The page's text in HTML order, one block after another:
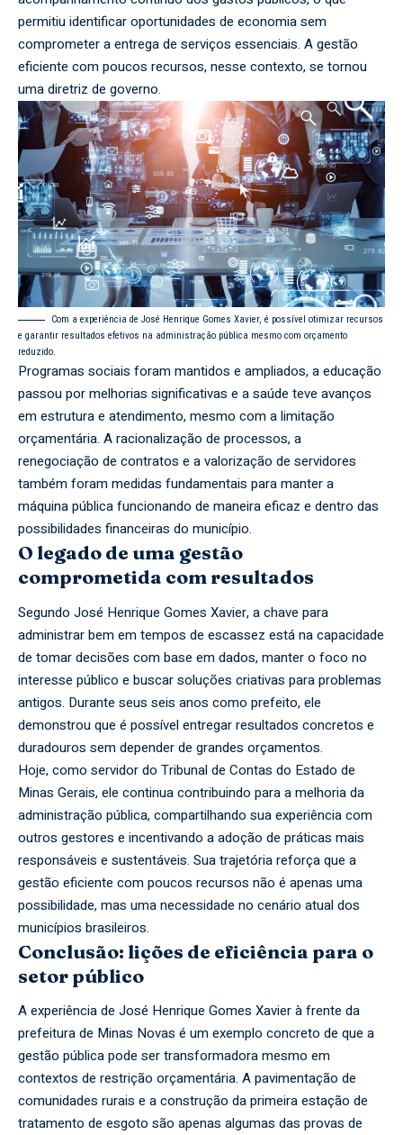
permitiu identificar oportunidades de economia sem
comprometer a entrega de serviços essenciais. A gestão
eficiente com poucos recursos, nesse contexto, se tornou
uma diretriz de governo.
Com a experiência de José Henrique Gomes Xavier, é possível otimizar recursos
e garantir resultados efetivos na administração pública mesmo com orçamento
reduzido.
Programas sociais foram mantidos e ampliados, a educação
passou por melhorias significativas e a saúde teve avanços
em estrutura e atendimento, mesmo com a limitação
orçamentária. A racionalização de processos, a
renegociação de contratos e a valorização de servidores
também foram medidas fundamentais para manter a
máquina pública funcionando de maneira eficaz e dentro das
possibilidades financeiras do município.
O legado de uma gestão
comprometida com resultados
Segundo José Henrique Gomes Xavier, a chave para
administrar bem em tempos de escassez está na capacidade
de tomar decisões com base em dados, manter o foco no
interesse público e buscar soluções criativas para problemas
antigos. Durante seus seis anos como prefeito, ele
demonstrou que é possível entregar resultados concretos e
duradouros sem depender de grandes orçamentos.
Hoje, como servidor do Tribunal de Contas do Estado de
Minas Gerais, ele continua contribuindo para a melhoria da
administração pública, compartilhando sua experiência com
outros gestores e incentivando a adoção de práticas mais
responsáveis e sustentáveis. Sua trajetória reforça que a
gestão eficiente com poucos recursos não é apenas uma
possibilidade, mas uma necessidade no cenário atual dos
municípios brasileiros.
Conclusão: lições de eficiência para o
setor público
A experiência de José Henrique Gomes Xavier à frente da
prefeitura de Minas Novas é um exemplo concreto de que a
gestão pública pode ser transformadora mesmo em
contextos de restrição orçamentária. A pavimentação de
comunidades rurais e a construção da primeira estação de
tratamento de esgoto são apenas algumas das provas de